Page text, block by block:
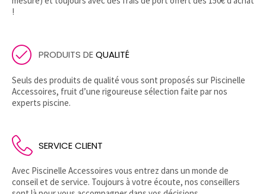
!
PRODUITS DEQUALITÉ
Seuls des produits de qualité vous sont proposés sur Piscinelle
Accessoires, fruit d’une rigoureuse sélection faite par nos
experts piscine.
SERVICE CLIENT
Avec Piscinelle Accessoires vous entrez dans un monde de
conseil et de service. Toujours à votre écoute, nos conseillers